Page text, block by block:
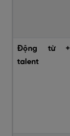
Động từ +
talent